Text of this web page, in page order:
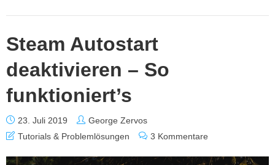
Steam Autostart
deaktivieren – So
funktioniert’s
23. Juli 2019
George Zervos
Tutorials & Problemlösungen
3 Kommentare